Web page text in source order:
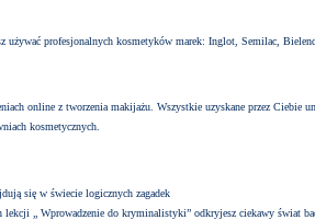
profesjonalnych kosmetyków marek: Inglot, Semilac,
online z tworzenia makijażu. Wszystkie uzyskane przez Ciebie
kosmetycznych.
się w świecie logicznych zagadek
„ Wprowadzenie do kryminalistyki” odkryjesz ciekawy świat